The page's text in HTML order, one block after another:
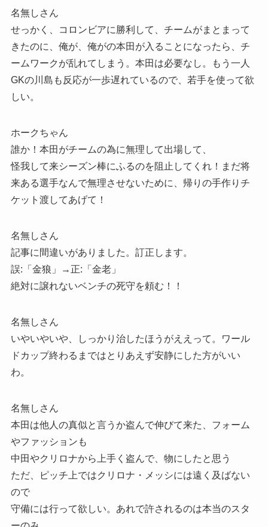
名無しさん
せっかく、コロンビアに勝利して、チームがまとまって
きたのに、俺が、俺がの本田が入ることになったら、チ
ームワークが乱れてしまう。本田は必要なし。もう一人
GKの川島も反応が一歩遅れているので、若手を使って欲
しい。
ホークちゃん
誰か！本田がチームの為に無理して出場して、
怪我して来シーズン棒にふるのを阻止してくれ！まだ将
来ある選手なんで無理させないために、帰りの手作りチ
ケット渡してあげて！
名無しさん
記事に間違いがありました。訂正します。
誤:「金狼」→正:「金老」
絶対に譲れないベンチの死守を頼む！！
名無しさん
いやいやいや、しっかり治したほうがええって。ワール
ドカップ終わるまではとりあえず安静にした方がいい
わ。
名無しさん
本田は他人の真似と言うか盗んで伸びて来た、フォーム
やファッションも
中田やクリロナから上手く盗んで、物にしたと思う
ただ、ピッチ上ではクリロナ・メッシには遠く及ばない
ので
守備には行って欲しい。あれで許されるのは本当のスタ